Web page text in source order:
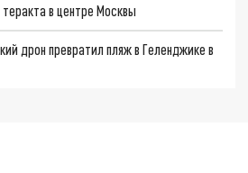
в центре Москвы
дрон превратил пляж в Геленджике в